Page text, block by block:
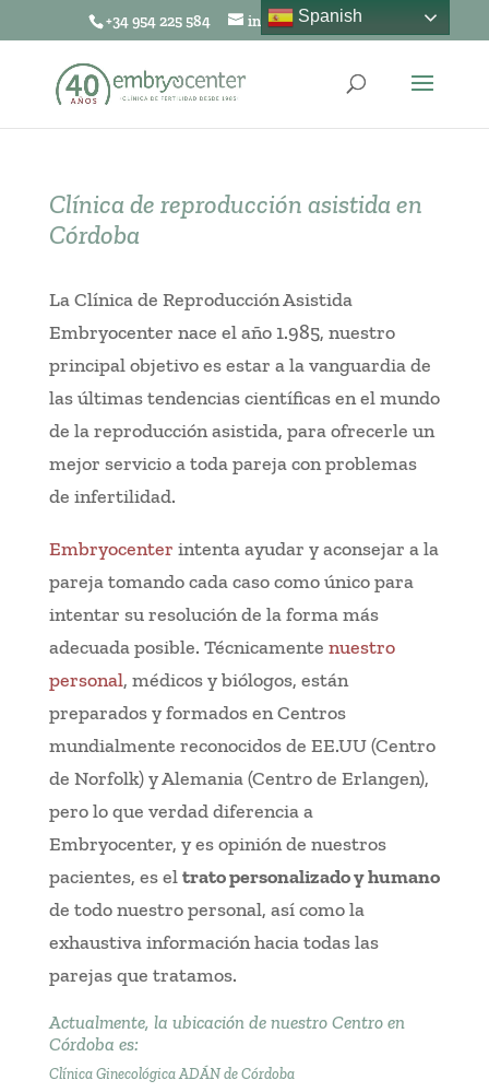
+34 954 225 584 info@embryocenter.es
Clínica de reproducción asistida en
Córdoba
La Clínica de Reproducción Asistida
Embryocenter nace el año 1.985, nuestro
principal objetivo es estar a la vanguardia de
las últimas tendencias científicas en el mundo
de la reproducción asistida, para ofrecerle un
mejor servicio a toda pareja con problemas
de infertilidad.
Embryocenter intenta ayudar y aconsejar a la
pareja tomando cada caso como único para
intentar su resolución de la forma más
adecuada posible. Técnicamente nuestro
personal, médicos y biólogos, están
preparados y formados en Centros
mundialmente reconocidos de EE.UU (Centro
de Norfolk) y Alemania (Centro de Erlangen),
pero lo que verdad diferencia a
Embryocenter, y es opinión de nuestros
pacientes, es eltrato personalizado y humano
de todo nuestro personal, así como la
exhaustiva información hacia todas las
parejas que tratamos.
Actualmente, la ubicación de nuestro Centro en
Córdoba es:
Clínica Ginecológica ADÁN de Córdoba
Spanish